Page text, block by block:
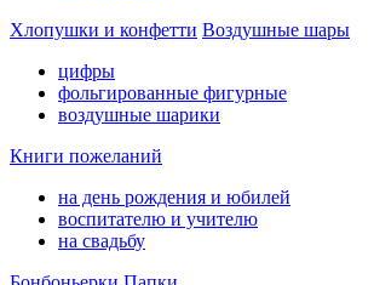
Хлопушки и конфетти Воздушные шары
цифры
фольгированные фигурные
воздушные шарики
Книги пожеланий
на день рождения и юбилей
воспитателю и учителю
на свадьбу